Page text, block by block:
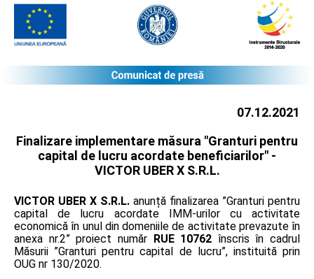
07.12.2021
Finalizare implementare măsura "Granturi pentru
capital de lucru acordate beneficiarilor" -
VICTOR UBER X S.R.L.
VICTOR UBER X S.R.L. anunță finalizarea ”Granturi pentru
capital de lucru acordate IMM-urilor cu activitate
economică în unul din domeniile de activitate prevazute în
anexa nr.2” proiect număr RUE 10762 înscris în cadrul
Măsurii ”Granturi pentru capital de lucru”, instituită prin
OUG nr 130/2020.